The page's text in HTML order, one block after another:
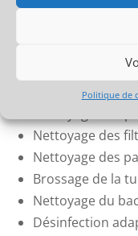
Politique de
La prestation Clim
profondeur de
la propreté et le
Nettoyage des
Nettoyage des
Brossage de la
Nettoyage du
Désinfection